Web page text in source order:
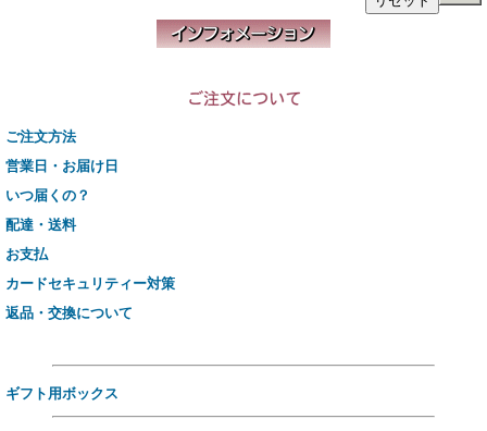
ご注文方法
営業日・お届け日
いつ届くの？
配達・送料
お支払
カードセキュリティー対策
返品・交換について
ギフト用ボックス